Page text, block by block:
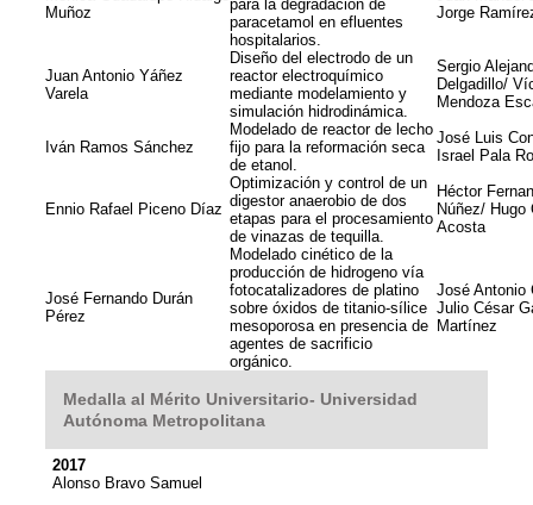
Muñoz
para la degradación de
paracetamol en efluentes
hospitalarios.
Jorge
Juan Antonio Yáñez
Varela
Diseño del electrodo de un
reactor electroquímico
mediante modelamiento y
simulación hidrodinámica.
Sergio
Delgadillo/
Mendoza
Iván Ramos Sánchez
Modelado de reactor de lecho
fijo para la reformación seca
de etanol.
José Luis
Israel Pala
Ennio Rafael Piceno Díaz
Optimización y control de un
digestor anaerobio de dos
etapas para el procesamiento
de vinazas de tequilla.
Héctor
Núñez/ Hugo
Acosta
José Fernando Durán
Pérez
Modelado cinético de la
producción de hidrogeno vía
fotocatalizadores de platino
sobre óxidos de titanio-sílice
mesoporosa en presencia de
agentes de sacrificio
orgánico.
José Antonio
Julio César
Martínez
Medalla al Mérito Universitario- Universidad
Autónoma Metropolitana
2017
Alonso Bravo Samuel